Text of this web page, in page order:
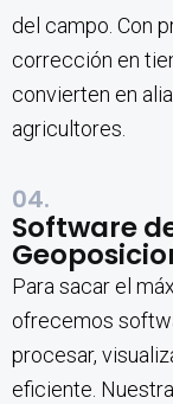
del campo. Con
corrección en
convierten en
agricultores.
04.
Software
Para sacar el
ofrecemos
procesar,
eficiente.